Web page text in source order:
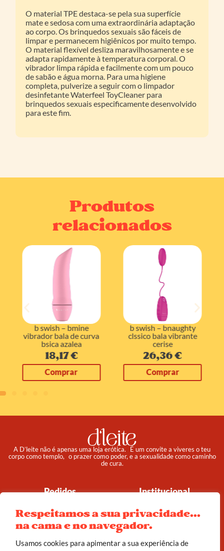
Respeitamos a sua privacidade...
na cama e no navegador.
Usamos cookies para apimentar a sua experiência de
O material TPE destaca-se pela sua superfície
mate e sedosa com uma extraordinária adaptação
ao corpo. Os brinquedos sexuais são fáceis de
limpar e permanecem higiênicos por muito tempo.
O material flexível desliza maravilhosamente e se
adapta rapidamente à temperatura corporal. O
vibrador limpa rápida e facilmente com um pouco
de sabão e água morna. Para uma higiene
completa, pulverize a seguir com o limpador
desinfetante Waterfeel ToyCleaner para
brinquedos sexuais especificamente desenvolvido
para este fim.
Produtos
relacionados
b swish – bmine
vibrador bala de curva
bsica azalea
18,17€
Comprar
b swish – bnaughty
clssico bala vibrante
cerise
26,36€
Comprar
A D’leite não é apenas uma loja erótica. É um convite a viveres o teu
corpo como templo, o prazer como poder, e a sexualidade como caminho
de cura.
Pedidos
Termos e Condições
Institucional
Política de Privacidade